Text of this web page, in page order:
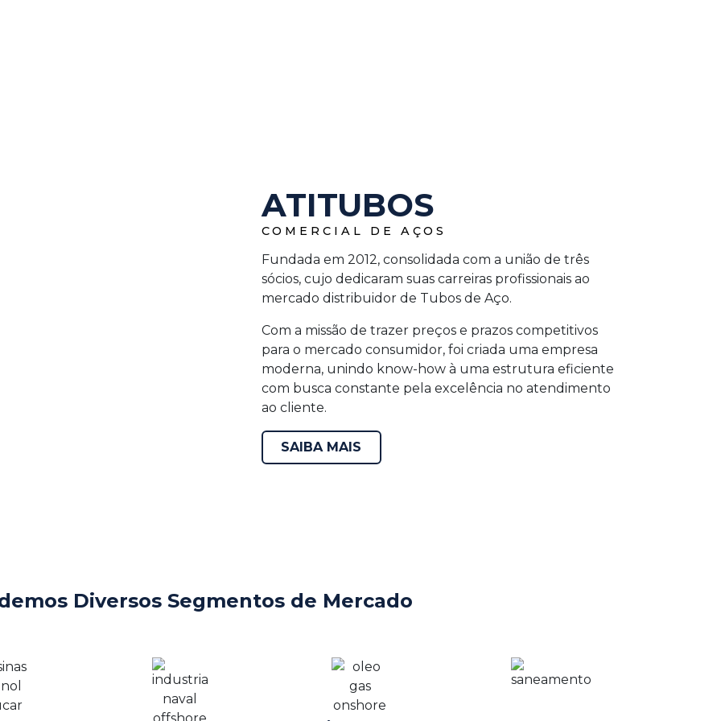
ATITUBOS
COMERCIAL DE AÇOS
Fundada em 2012, consolidada com a união de três
sócios, cujo dedicaram suas carreiras profissionais ao
mercado distribuidor de Tubos de Aço.
Com a missão de trazer preços e prazos competitivos
para o mercado consumidor, foi criada uma empresa
moderna, unindo know-how à uma estrutura eficiente
com busca constante pela excelência no atendimento
ao cliente.
SAIBA MAIS
Diversos Segmentos de Mercado